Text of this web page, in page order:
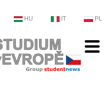
HU IT PL